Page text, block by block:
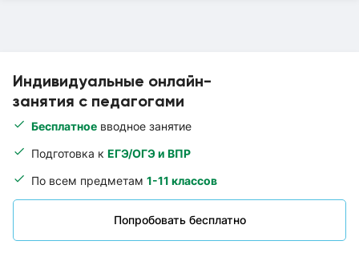
Индивидуальные онлайн-
занятия с педагогами
Бесплатное вводное занятие
Подготовка к ЕГЭ/ОГЭ и ВПР
По всем предметам 1-11 классов
Попробовать бесплатно